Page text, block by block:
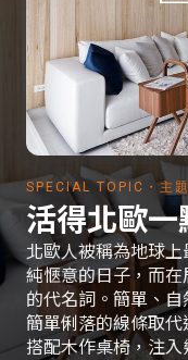
SPECIAL TOPIC・主
活得北歐
北歐人被稱為地球
純愜意的日子，而
的代名詞。簡單、
簡單俐落的線條取
搭配木作桌椅，注